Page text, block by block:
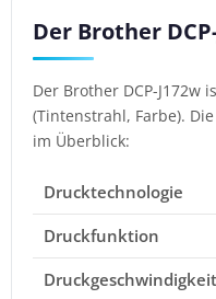
Der Brother
Der Brother DCP-
(Tintenstrahl, Farbe).
im Überblick:
Drucktechnologie
Druckfunktion
Druckgeschwindigkeit